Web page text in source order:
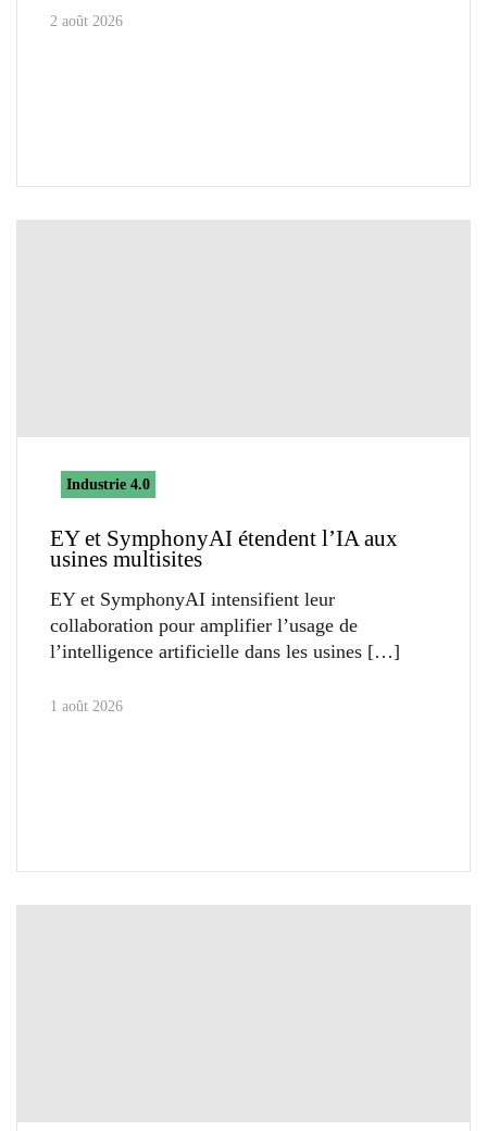
2 août 2026
Industrie 4.0
EY et SymphonyAI étendent l’IA aux
usines multisites
EY et SymphonyAI intensifient leur
collaboration pour amplifier l’usage de
l’intelligence artificielle dans les usines
1 août 2026